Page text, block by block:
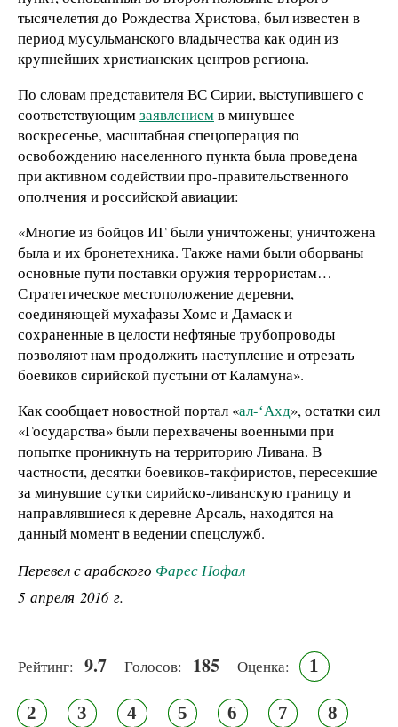
тысячелетия до Рождества Христова, был известен в
период мусульманского владычества как один из
крупнейших христианских центров региона.
По словам представителя ВС Сирии, выступившего с
соответствующимзаявлениемв минувшее
воскресенье, масштабная спецоперация по
освобождению населенного пункта была проведена
при активном содействии про-правительственного
ополчения и российской авиации:
«Многие из бойцов ИГ были уничтожены; уничтожена
была и их бронетехника. Также нами были оборваны
основные пути поставки оружия террористам…
Стратегическое местоположение деревни,
соединяющей мухафазы Хомс и Дамаск и
сохраненные в целости нефтяные трубопроводы
позволяют нам продолжить наступление и отрезать
боевиков сирийской пустыни от Каламуна».
Как сообщает новостной портал «ал-ʻАхд», остатки сил
«Государства» были перехвачены военными при
попытке проникнуть на территорию Ливана. В
частности, десятки боевиков-такфиристов, пересекшие
за минувшие сутки сирийско-ливанскую границу и
направлявшиеся к деревне Арсаль, находятся на
данный момент в ведении спецслужб.
Перевел с арабского Фарес Нофал
5 апреля 2016 г.
Рейтинг: 9.7 Голосов: 185 Оценка: 1
2 3 4 5 6 7 8